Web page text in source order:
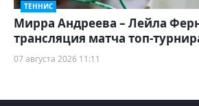
ТЕННИС
Мирра Андреева – Лейла
трансляция матча топ-
07 августа 2026 11:11